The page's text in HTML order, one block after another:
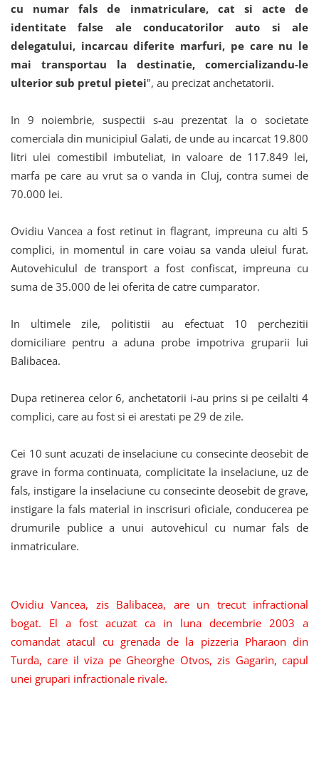
cu numar fals de inmatriculare, cat si acte de
identitate false ale conducatorilor auto si ale
delegatului, incarcau diferite marfuri, pe care nu le
mai transportau la destinatie, comercializandu-le
ulterior sub pretul pietei", au precizat anchetatorii.
In 9 noiembrie, suspectii s-au prezentat la o societate
comerciala din municipiul Galati, de unde au incarcat 19.800
litri ulei comestibil imbuteliat, in valoare de 117.849 lei,
marfa pe care au vrut sa o vanda in Cluj, contra sumei de
70.000 lei.
Ovidiu Vancea a fost retinut in flagrant, impreuna cu alti 5
complici, in momentul in care voiau sa vanda uleiul furat.
Autovehiculul de transport a fost confiscat, impreuna cu
suma de 35.000 de lei oferita de catre cumparator.
In ultimele zile, politistii au efectuat 10 perchezitii
domiciliare pentru a aduna probe impotriva gruparii lui
Balibacea.
Dupa retinerea celor 6, anchetatorii i-au prins si pe ceilalti 4
complici, care au fost si ei arestati pe 29 de zile.
Cei 10 sunt acuzati de inselaciune cu consecinte deosebit de
grave in forma continuata, complicitate la inselaciune, uz de
fals, instigare la inselaciune cu consecinte deosebit de grave,
instigare la fals material in inscrisuri oficiale, conducerea pe
drumurile publice a unui autovehicul cu numar fals de
inmatriculare.
Ovidiu Vancea, zis Balibacea, are un trecut infractional
bogat. El a fost acuzat ca in luna decembrie 2003 a
comandat atacul cu grenada de la pizzeria Pharaon din
Turda, care il viza pe Gheorghe Otvos, zis Gagarin, capul
unei grupari infractionale rivale.